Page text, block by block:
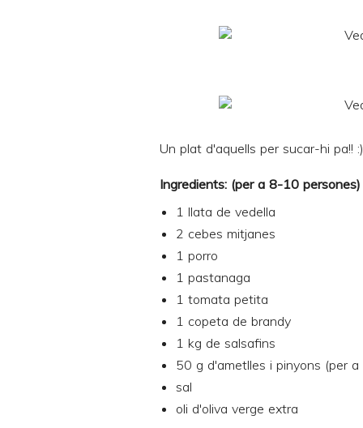
Un plat d'aquells per sucar-hi pa!! :)
Ingredients: (per a 8-10 persones)
1 llata de vedella
2 cebes mitjanes
1 porro
1 pastanaga
1 tomata petita
1 copeta de brandy
1 kg de salsafins
50 g d'ametlles i pinyons (per a
sal
oli d'oliva verge extra